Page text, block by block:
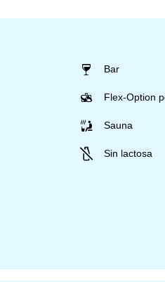
Bar
Flex-Option
Sauna
Sin lactosa